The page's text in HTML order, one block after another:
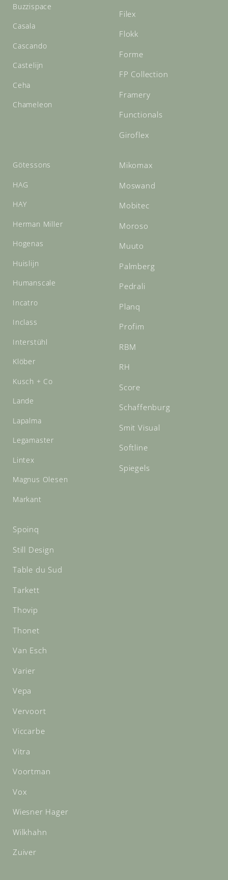
Buzzispace
Casala
Cascando
Castelijn
Ceha
Chameleon
Filex
Flokk
Forme
FP Collection
Framery
Functionals
Giroflex
Götessons
HAG
HAY
Herman Miller
Hogenas
Huislijn
Humanscale
Incatro
Inclass
Interstühl
Klöber
Kusch + Co
Lande
Lapalma
Legamaster
Lintex
Magnus Olesen
Markant
Mikomax
Moswand
Mobitec
Moroso
Muuto
Palmberg
Pedrali
Planq
Profim
RBM
RH
Score
Schaffenburg
Smit Visual
Softline
Spiegels
Spoinq
Still Design
Table du Sud
Tarkett
Thovip
Thonet
Van Esch
Varier
Vepa
Vervoort
Viccarbe
Vitra
Voortman
Vox
Wiesner Hager
Wilkhahn
Zuiver